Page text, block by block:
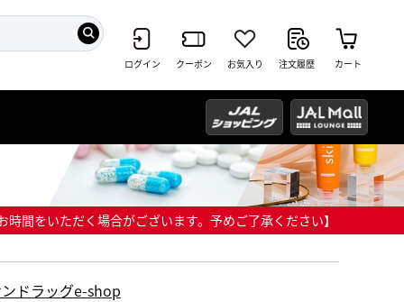
ログイン クーポン お気入り 注文履歴 カート
間をいただく場合がございます。予めご了承ください】
ドラッグe-shop